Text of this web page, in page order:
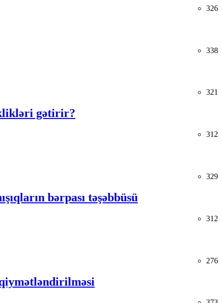
326
338
321
gətirir?
312
329
bərpası təşəbbüsü
312
276